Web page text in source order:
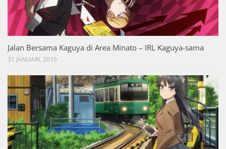
Jalan Bersama Kaguya di Area Minato – IRL Kaguya-sama
31 JANUARI, 2019